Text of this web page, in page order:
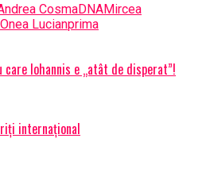
CosmaDNAMircea
Onea Lucianprima
Iohannis e „atât de disperat”!
internațional